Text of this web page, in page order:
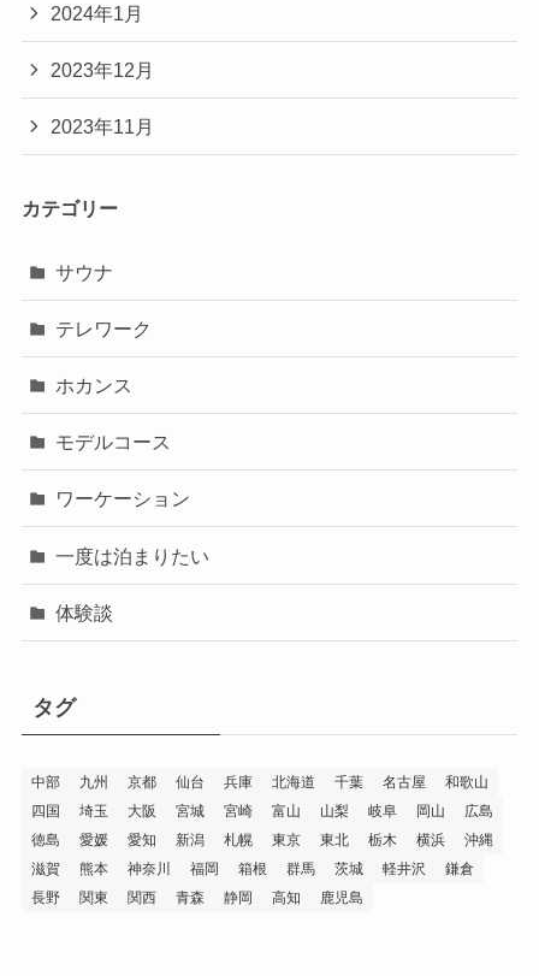
2024年1月
2023年12月
2023年11月
カテゴリー
サウナ
テレワーク
ホカンス
モデルコース
ワーケーション
一度は泊まりたい
体験談
タグ
中部 九州 京都 仙台 兵庫 北海道 千葉 名古屋
和歌山
四国
埼玉 大阪 宮城 宮崎 富山 山梨 岐阜 岡山
広島
徳島
愛媛 愛知 新潟 札幌 東京 東北 栃木 横浜
沖縄
滋賀
熊本 神奈川 福岡 箱根 群馬 茨城 軽井沢
鎌倉
長野
関東 関西 青森 静岡 高知 鹿児島